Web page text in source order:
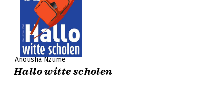
Anousha Nzume
Hallo witte scholen